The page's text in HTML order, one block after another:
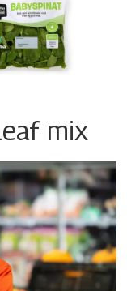
mix